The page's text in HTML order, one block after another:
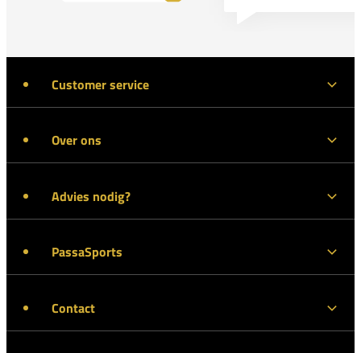
Customer service
Over ons
Advies nodig?
PassaSports
Contact